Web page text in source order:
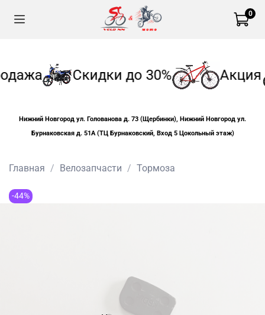
0
Скидки до 30% Акция
Нижний Новгород ул. Голованова д. 73 (Щербинки), Нижний Новгород ул.
Бурнаковская д. 51А (ТЦ Бурнаковский, Вход 5 Цокольный этаж)
Главная Велозапчасти Тормоза
-44%